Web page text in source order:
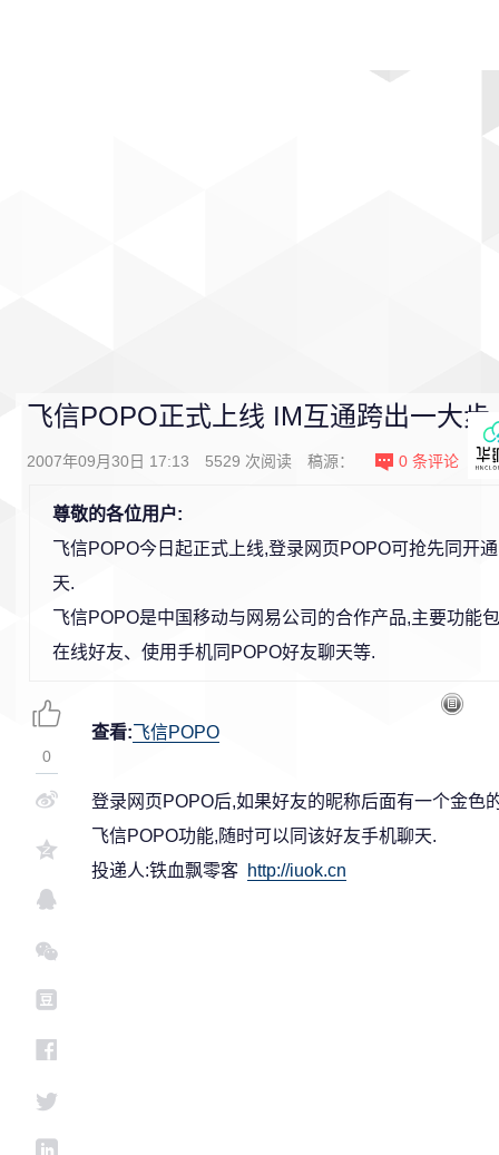
飞信POPO正式上线 IM互通跨出一大步
2007年09月30日 17:13 5529 次阅读 稿源： 0 条评论
尊敬的各位用户:
飞信POPO今日起正式上线,登录网页POPO可抢先同开
天.
飞信POPO是中国移动与网易公司的合作产品,主要功能
在线好友、使用手机同POPO好友聊天等.
查看:飞信POPO
登录网页POPO后,如果好友的昵称后面有一个金色
飞信POPO功能,随时可以同该好友手机聊天.
投递人:铁血飘零客 http://iuok.cn
0